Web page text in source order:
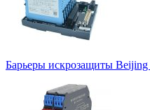
Барьеры искрозащиты Beijing